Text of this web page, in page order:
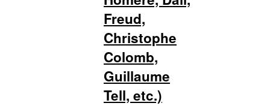
Freud,
Christophe
Colomb,
Guillaume
Tell, etc.)